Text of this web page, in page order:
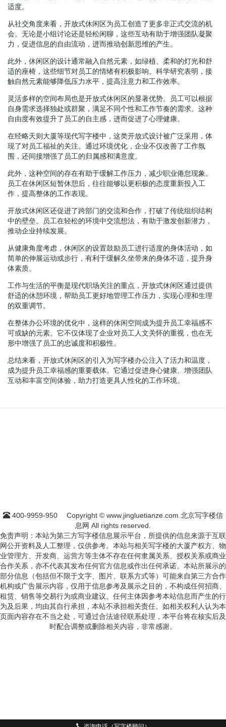
适度。
从社交角度来看，开放式休闲区为员工创造了更多非正式交流的机
会。无论是小组讨论还是轻松闲聊，这些互动有助于增强团队凝聚
力，促进信息的自由流动，进而推动创新思维的产生。
此外，休闲区的设计通常融入自然元素，如绿植、柔和的灯光和舒
适的座椅，这些细节对员工的情绪有积极影响。科学研究表明，接
触自然元素能够降低压力水平，提高注意力和工作效率。
灵活多样的空间布局也是开放式休闲区的显著优势。员工可以根据
自身需求选择独处或群聚，满足不同个性和工作节奏的需求。这种
自由度有效提升了员工的自主感，进而促进了心理健康。
在经略天则大厦等现代写字楼中，这类开放式设计被广泛采用，体
现了对员工福祉的关注。通过环境优化，企业不仅改善了工作氛
围，还间接增强了员工的归属感和满意度。
此外，这种空间的存在有助于缓解工作压力，减少职业倦怠现象。
员工在休闲区短暂休憩后，往往能够以更积极的态度重新投入工
作，提高整体的工作表现。
开放式休闲区还促进了跨部门的交流和合作，打破了传统组织结构
中的壁垒。员工在轻松的环境中交流想法，有助于激发创新潜力，
推动企业持续发展。
从健康角度考虑，休闲区的设置鼓励员工进行适度的身体活动，如
简单的伸展运动或步行，有利于缓解久坐带来的身体不适，提升身
体素质。
工作与生活的平衡是现代职场关注的重点，开放式休闲区通过提供
舒适的休憩环境，帮助员工更好地管理工作压力，实现心理和生理
的双重调节。
在整体办公环境的优化中，这样的休闲空间成为提升员工幸福感不
可或缺的元素。它不仅体现了企业对员工人文关怀的重视，也在无
形中增强了员工的忠诚度和积极性。
总结来看，开放式休闲区的引入为写字楼办公注入了活力和温度，
成为提升员工幸福感的重要载体。它通过促进身心健康、增强团队
互动和丰富空间体验，助力打造更具人性化的工作环境。
400-9959-950
Copyright © www.jingluetianze.com 北京写字楼信
息网 All rights reserved.
免责声明：本站为第三方写字楼信息展示平台，所提供的信息来源于互联
网公开资料及人工整理，仅供参考。本站与相关写字楼的大厦产权方、物
业管理方、开发商、运营方等主体不存在任何隶属关系、授权关系或商业
合作关系，亦不代表其发布任何官方信息或作出任何承诺。本站所展示的
部分信息（包括但不限于文字、图片、联系方式等）可能来自第三方合作
机构或广告展示内容，仅用于信息参考及展示之目的，不构成任何招商、
租赁、销售等交易行为或商业建议。任何主体因参考本站信息而产生的行
为及后果，均由其自行承担，本站不承担相关责任。如相关权利人认为本
页面内容存在不当之处，可通过合法途径联系处理，本平台将在核实后及
时配合调整或删除相关内容，非常感谢。